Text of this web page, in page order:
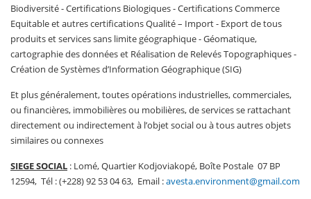
Biodiversité - Certifications Biologiques - Certifications Commerce
Equitable et autres certifications Qualité – Import - Export de tous
produits et services sans limite géographique - Géomatique,
cartographie des données et Réalisation de Relevés Topographiques -
Création de Systèmes d’Information Géographique (SIG)
Et plus généralement, toutes opérations industrielles, commerciales,
ou financières, immobilières ou mobilières, de services se rattachant
directement ou indirectement à l’objet social ou à tous autres objets
similaires ou connexes
SIEGE SOCIAL : Lomé, Quartier Kodjoviakopé, Boîte Postale 07 BP
12594, Tél : (+228) 92 53 04 63, Email :avesta.environment@gmail.com